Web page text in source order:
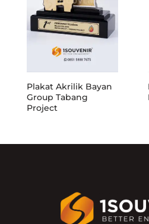
Plakat Akrilik Bayan
Group Tabang
Project